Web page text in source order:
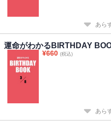
あら
運命がわかるBIRTHDAY
¥660 (税込)
あら